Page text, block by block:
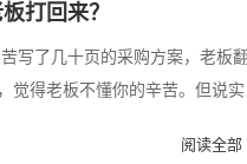
打回来？
写了几十页的采购方案，老板
觉得老板不懂你的辛苦。但说实
阅读全部